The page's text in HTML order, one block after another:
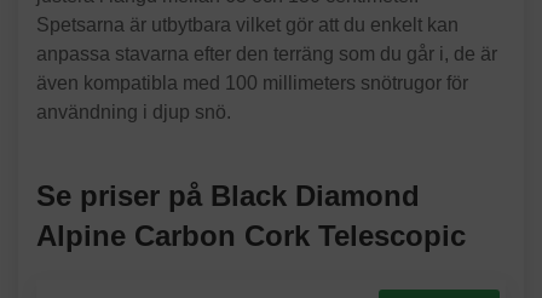
Spetsarna är utbytbara vilket gör att du enkelt kan
anpassa stavarna efter den terräng som du går i, de är
även kompatibla med 100 millimeters snötrugor för
användning i djup snö.
Se priser på Black Diamond
Alpine Carbon Cork Telescopic